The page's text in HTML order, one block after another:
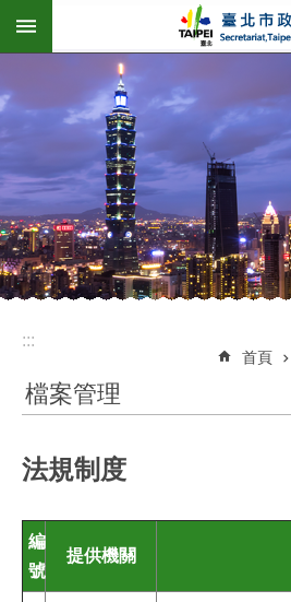
跳到主要內容區塊
:::
首頁
檔案管理
法規制度
編
號
提供機關